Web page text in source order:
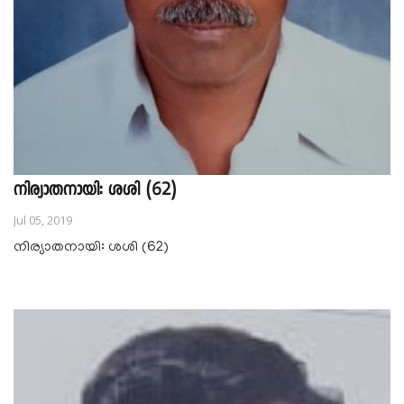
നിര്യാതനായി: ശശി (62)
Jul 05, 2019
നിര്യാതനായി: ശശി (62)